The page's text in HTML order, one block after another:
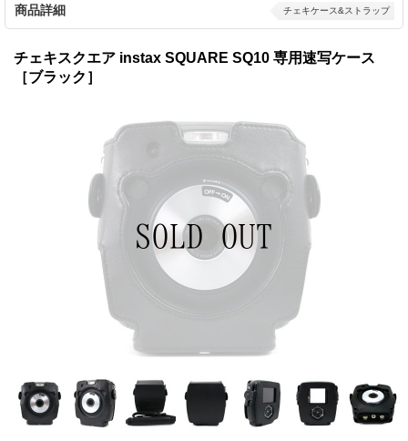
商品詳細 チェキケース&ストラップ
チェキスクエア instax SQUARE SQ10 専用速写ケース
［ブラック］